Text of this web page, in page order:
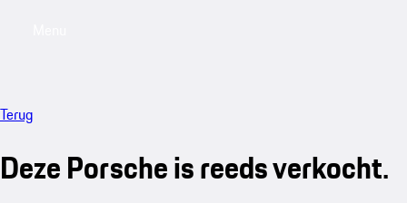
Terug
Deze Porsche is reeds verkocht.